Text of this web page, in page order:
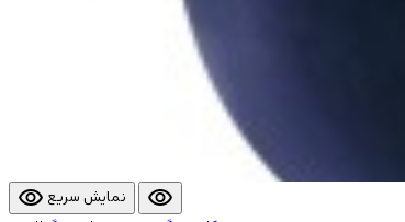
visibility نمایش سریع visibility